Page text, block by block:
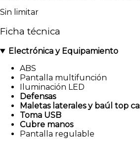
Sin limitar
Ficha técnica
Electrónica y Equipamiento
ABS
Pantalla multifunción
Iluminación LED
Defensas
Maletas laterales y baúl top
Toma USB
Cubre manos
Pantalla regulable